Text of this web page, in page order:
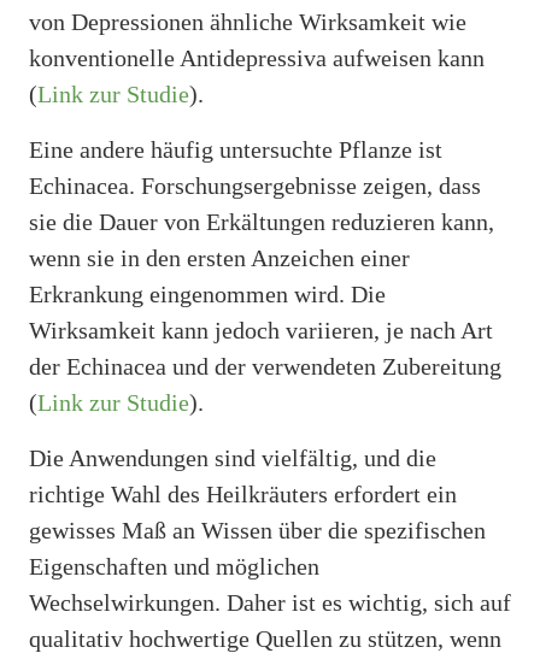
von Depressionen ähnliche Wirksamkeit wie
konventionelle Antidepressiva aufweisen kann
(Link zur Studie).
Eine andere häufig untersuchte Pflanze ist
Echinacea. Forschungsergebnisse zeigen, dass
sie die Dauer von Erkältungen reduzieren kann,
wenn sie in den ersten Anzeichen einer
Erkrankung eingenommen wird. Die
Wirksamkeit kann jedoch variieren, je nach Art
der Echinacea und der verwendeten Zubereitung
(Link zur Studie).
Die Anwendungen sind vielfältig, und die
richtige Wahl des Heilkräuters erfordert ein
gewisses Maß an Wissen über die spezifischen
Eigenschaften und möglichen
Wechselwirkungen. Daher ist es wichtig, sich auf
qualitativ hochwertige Quellen zu stützen, wenn